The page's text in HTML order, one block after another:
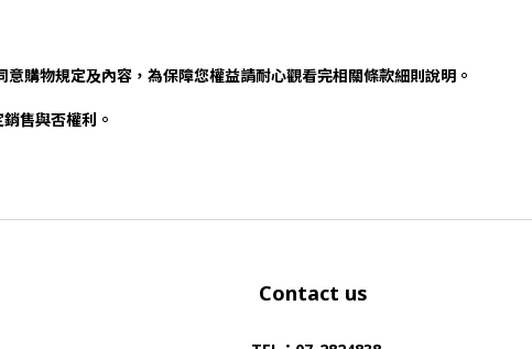
購物規定及內容，為保障您權益請耐心觀看完相關條款細則說明。
售與否權利。
Contact us